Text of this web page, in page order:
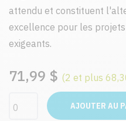
attendu et constituent
excellence pour les
exigeants.
71,99 $ (2 et plus
AJOUTER AU